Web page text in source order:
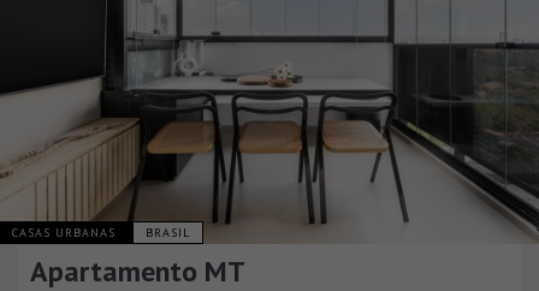
CASAS URBANAS BRASIL
Apartamento MT